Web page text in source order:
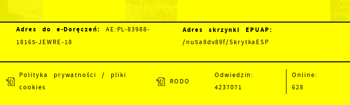
Adres do e-Doręczeń:
AE:PL-83988-
18165-JEWRE-18
Adres skrzynki EPUAP:
/nu5a8dv89f/SkrytkaESP
Polityka prywatności / pliki
cookies
RODO
Odwiedzin:
4237071
Online:
628